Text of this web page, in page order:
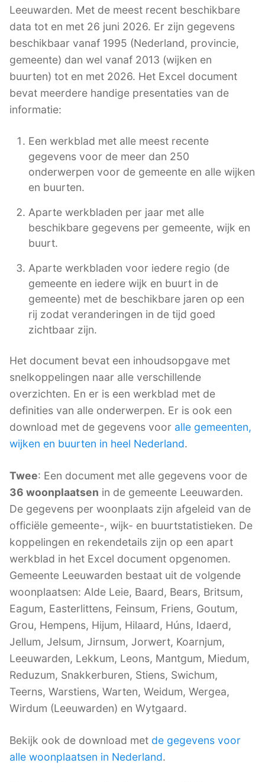
Leeuwarden. Met de meest recent beschikbare
data tot en met 26 juni 2026. Er zijn gegevens
beschikbaar vanaf 1995 (Nederland, provincie,
gemeente) dan wel vanaf 2013 (wijken en
buurten) tot en met 2026. Het Excel document
bevat meerdere handige presentaties van de
informatie:
Een werkblad met alle meest recente
gegevens voor de meer dan 250
onderwerpen voor de gemeente en alle wijken
en buurten.
Aparte werkbladen per jaar met alle
beschikbare gegevens per gemeente, wijk en
buurt.
Aparte werkbladen voor iedere regio (de
gemeente en iedere wijk en buurt in de
gemeente) met de beschikbare jaren op een
rij zodat veranderingen in de tijd goed
zichtbaar zijn.
Het document bevat een inhoudsopgave met
snelkoppelingen naar alle verschillende
overzichten. En er is een werkblad met de
definities van alle onderwerpen. Er is ook een
download met de gegevens voor alle gemeenten,
wijken en buurten in heel Nederland.
Twee: Een document met alle gegevens voor de
36 woonplaatsen in de gemeente Leeuwarden.
De gegevens per woonplaats zijn afgeleid van de
officiële gemeente-, wijk- en buurtstatistieken. De
koppelingen en rekendetails zijn op een apart
werkblad in het Excel document opgenomen.
Gemeente Leeuwarden bestaat uit de volgende
woonplaatsen: Alde Leie, Baard, Bears, Britsum,
Eagum, Easterlittens, Feinsum, Friens, Goutum,
Grou, Hempens, Hijum, Hilaard, Húns, Idaerd,
Jellum, Jelsum, Jirnsum, Jorwert, Koarnjum,
Leeuwarden, Lekkum, Leons, Mantgum, Miedum,
Reduzum, Snakkerburen, Stiens, Swichum,
Teerns, Warstiens, Warten, Weidum, Wergea,
Wirdum (Leeuwarden) en Wytgaard.
Bekijk ook de download met de gegevens voor
alle woonplaatsen in Nederland.